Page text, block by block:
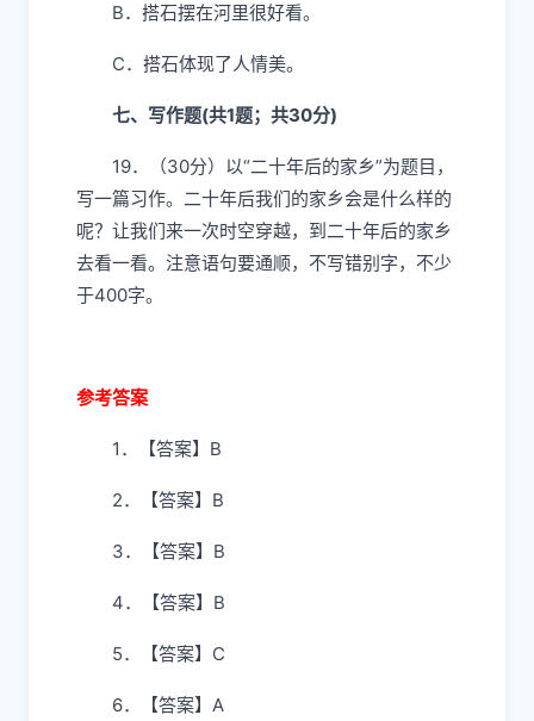
B．搭石摆在河里很好看。
C．搭石体现了人情美。
七、写作题(共1题；共30分)
19．（30分）以“二十年后的家乡”为题目，
写一篇习作。二十年后我们的家乡会是什么样的
呢？让我们来一次时空穿越，到二十年后的家乡
去看一看。注意语句要通顺，不写错别字，不少
于400字。
参考答案
1．【答案】B
2．【答案】B
3．【答案】B
4．【答案】B
5．【答案】C
6．【答案】A